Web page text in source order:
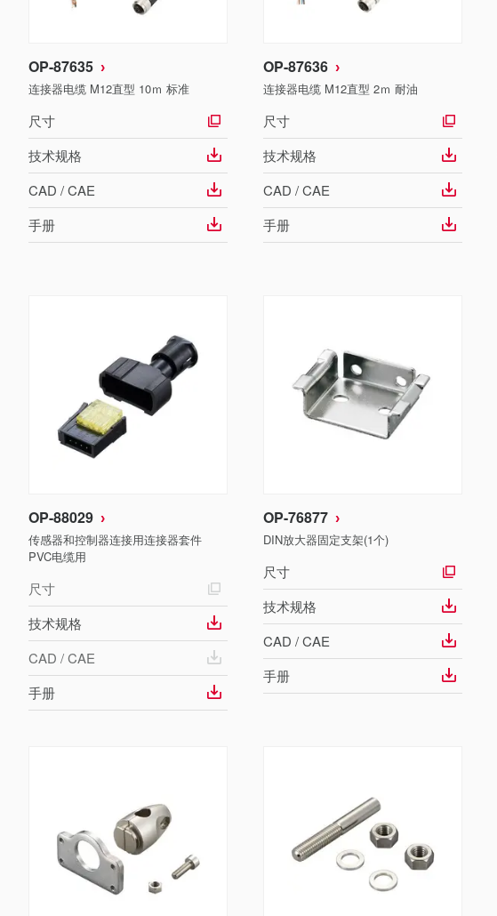
OP-87635
连接器电缆 M12直型 10ｍ 标准
尺寸
技术规格
CAD / CAE
手册
OP-87636
连接器电缆 M12直型 2ｍ 耐油
尺寸
技术规格
CAD / CAE
手册
OP-88029
传感器和控制器连接用连接器套件
PVC电缆用
尺寸
技术规格
CAD / CAE
手册
OP-76877
DIN放大器固定支架(1个)
尺寸
技术规格
CAD / CAE
手册